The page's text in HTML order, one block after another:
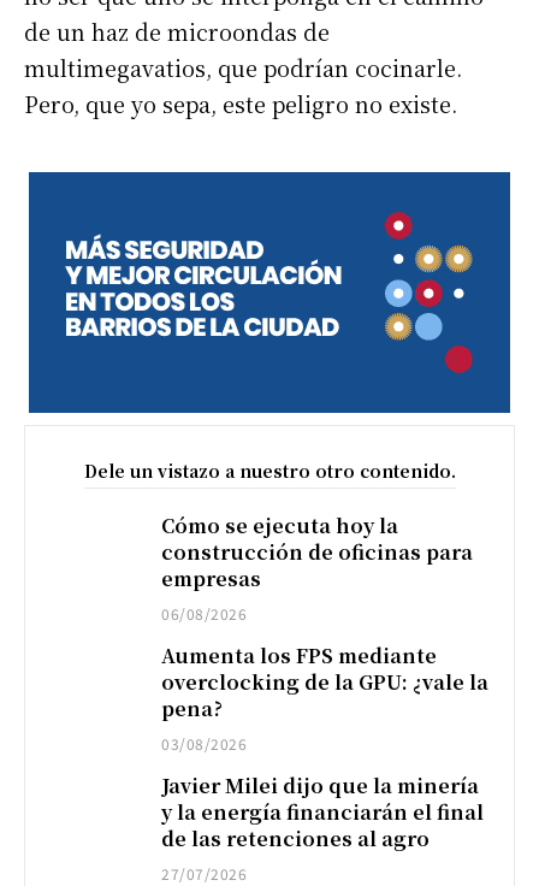
de un haz de microondas de
multimegavatios, que podrían cocinarle.
Pero, que yo sepa, este peligro no existe.
Dele un vistazo a nuestro otro contenido.
Cómo se ejecuta hoy la
construcción de oficinas para
empresas
06/08/2026
Aumenta los FPS mediante
overclocking de la GPU: ¿vale la
pena?
03/08/2026
Javier Milei dijo que la minería
y la energía financiarán el final
de las retenciones al agro
27/07/2026